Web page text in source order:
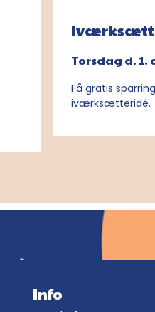
Torsdag d. 1.
Få gratis
iværksætteridé.
Info